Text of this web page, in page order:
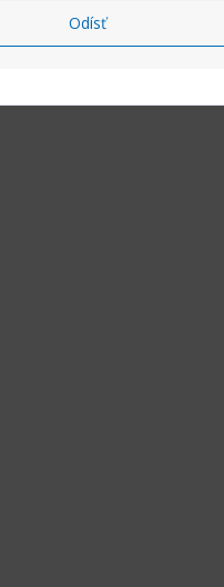
Odísť